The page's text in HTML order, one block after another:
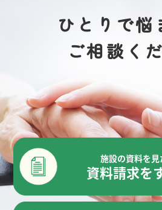
ひとりで悩
ご相談く
施設の資料を
資料請求を